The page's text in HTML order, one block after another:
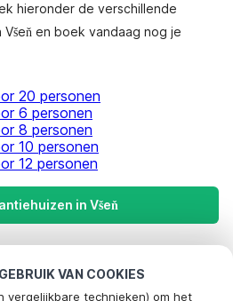
VAN COOKIES
vergelijkbare technieken) om het
hieronder de verschillende
en boek vandaag nog je
20 personen
6 personen
8 personen
10 personen
12 personen
in Všeň
voor